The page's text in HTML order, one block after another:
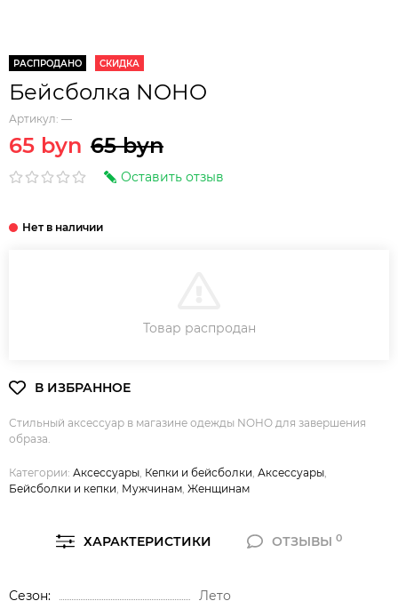
РАСПРОДАНО СКИДКА
Бейсболка NOHO
Артикул: —
65 byn 65 byn
Оставить отзыв
Товар распродан
Стильный аксессуар в магазине одежды NOHO для завершения
образа.
Категории: Аксессуары, Кепки и бейсболки, Аксессуары,
Бейсболки и кепки, Мужчинам, Женщинам
ХАРАКТЕРИСТИКИ ОТЗЫВЫ0
Сезон Лето